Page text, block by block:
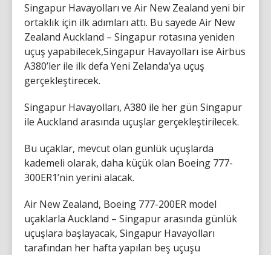
Singapur Havayolları ve Air New Zealand yeni bir
ortaklık için ilk adımları attı. Bu sayede Air New
Zealand Auckland – Singapur rotasına yeniden
uçuş yapabilecek,Singapur Havayolları ise Airbus
A380’ler ile ilk defa Yeni Zelanda’ya uçuş
gerçekleştirecek.
Singapur Havayolları, A380 ile her gün Singapur
ile Auckland arasında uçuşlar gerçekleştirilecek.
Bu uçaklar, mevcut olan günlük uçuşlarda
kademeli olarak, daha küçük olan Boeing 777-
300ER1’nin yerini alacak.
Air New Zealand, Boeing 777-200ER model
uçaklarla Auckland – Singapur arasında günlük
uçuşlara başlayacak, Singapur Havayolları
tarafından her hafta yapılan beş uçuşu